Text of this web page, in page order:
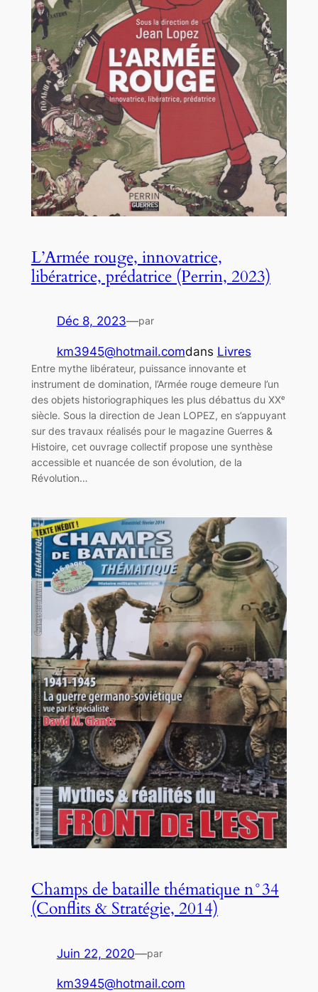
L’Armée rouge, innovatrice,
libératrice, prédatrice (Perrin, 2023)
Déc 8, 2023—par
km3945@hotmail.comdans Livres
Entre mythe libérateur, puissance innovante et
instrument de domination, l’Armée rouge demeure l’un
des objets historiographiques les plus débattus du XXᵉ
siècle. Sous la direction de Jean LOPEZ, en s’appuyant
sur des travaux réalisés pour le magazine Guerres &
Histoire, cet ouvrage collectif propose une synthèse
accessible et nuancée de son évolution, de la
Révolution…
Champs de bataille thématique n°34
(Conflits & Stratégie, 2014)
Juin 22, 2020—par
km3945@hotmail.com